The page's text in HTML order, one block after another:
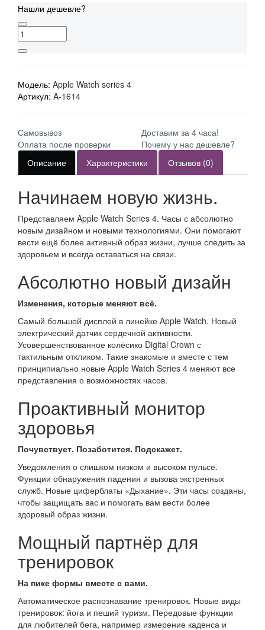
Нашли дешевле?
Модель: Apple Watch series 4
Артикул: A-1614
Самовывоз
Доставим за 4 часа!
Оплата после проверки
Почему у нас дешевле?
Описание
Характеристики Отзывов (0)
Начинаем новую жизнь.
Представляем Apple Watch Series 4. Часы с абсолютно
новым дизайном и новыми технологиями. Они помогают
вести ещё более активный образ жизни, лучше следить за
здоровьем и всегда оставаться на связи.
Абсолютно новый дизайн
Изменения, которые меняют всё.
Самый большой дисплей в линейке Apple Watch. Новый
электрический датчик сердечной активности.
Усовершенствованное колёсико Digital Crown с
тактильным откликом. Такие знакомые и вместе с тем
принципиально новые Apple Watch Series 4 меняют все
представления о возможностях часов.
Проактивный монитор
здоровья
Почувствует. Позаботится. Подскажет.
Уведомления о слишком низком и высоком пульсе.
Функции обнаружения падения и вызова экстренных
служб. Новые циферблаты «Дыхание». Эти часы созданы,
чтобы защищать вас и помогать вам вести более
здоровый образ жизни.
Мощный партнёр для
тренировок
На пике формы вместе с вами.
Автоматическое распознавание тренировок. Новые виды
тренировок: йога и пеший туризм. Передовые функции
для любителей бега, например измерение каденса и